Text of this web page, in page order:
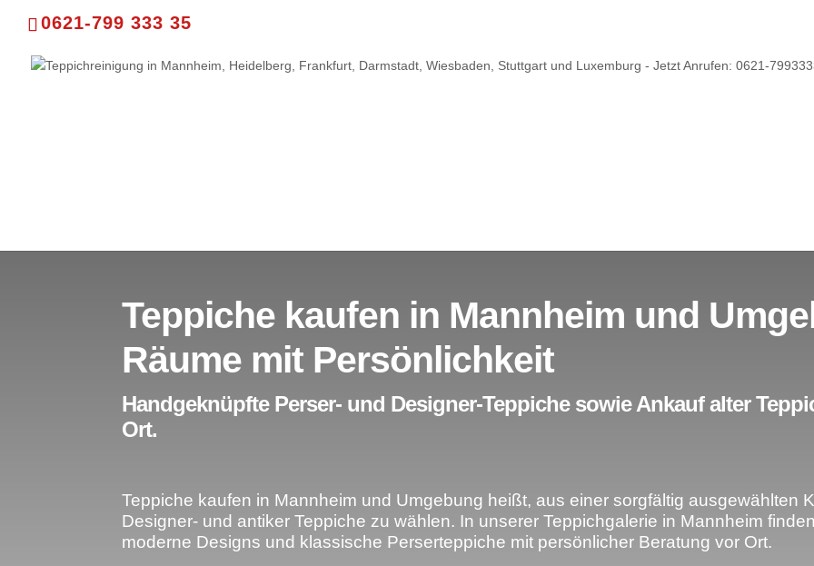
0621-799 333 35
Teppiche kaufen in Mannheim und
Räume mit Persönlichkeit
Handgeknüpfte Perser- und Designer-Teppiche sowie Ankauf alter
Ort.
Teppiche kaufen in Mannheim und Umgebung heißt, aus einer sorgfältig ausgewählten
Designer- und antiker Teppiche zu wählen. In unserer Teppichgalerie in Mannheim
moderne Designs und klassische Perserteppiche mit persönlicher Beratung vor Ort.